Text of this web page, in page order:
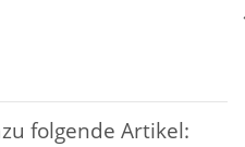
folgende Artikel: